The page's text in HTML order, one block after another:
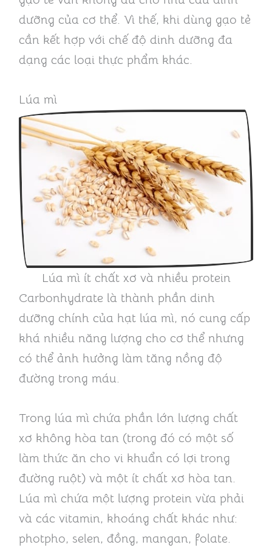
dưỡng của cơ thể. Vì thế, khi dùng gạo tẻ
cần kết hợp với chế độ dinh dưỡng đa
dạng các loại thực phẩm khác.
Lúa mì
Lúa mì ít chất xơ và nhiều protein
Carbonhydrate là thành phần dinh
dưỡng chính của hạt lúa mì, nó cung cấp
khá nhiều năng lượng cho cơ thể nhưng
có thể ảnh hưởng làm tăng nồng độ
đường trong máu.
Trong lúa mì chứa phần lớn lượng chất
xơ không hòa tan (trong đó có một số
làm thức ăn cho vi khuẩn có lợi trong
đường ruột) và một ít chất xơ hòa tan.
Lúa mì chứa một lượng protein vừa phải
và các vitamin, khoáng chất khác như:
photpho, selen, đồng, mangan, folate.